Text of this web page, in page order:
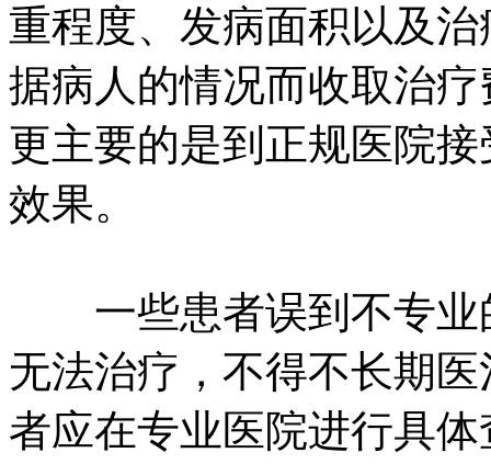
重程度、发病面积以及
据病人的情况而收取治
更主要的是到正规医院
效果。
一些患者误到不专业
无法治疗，不得不长期
者应在专业医院进行具